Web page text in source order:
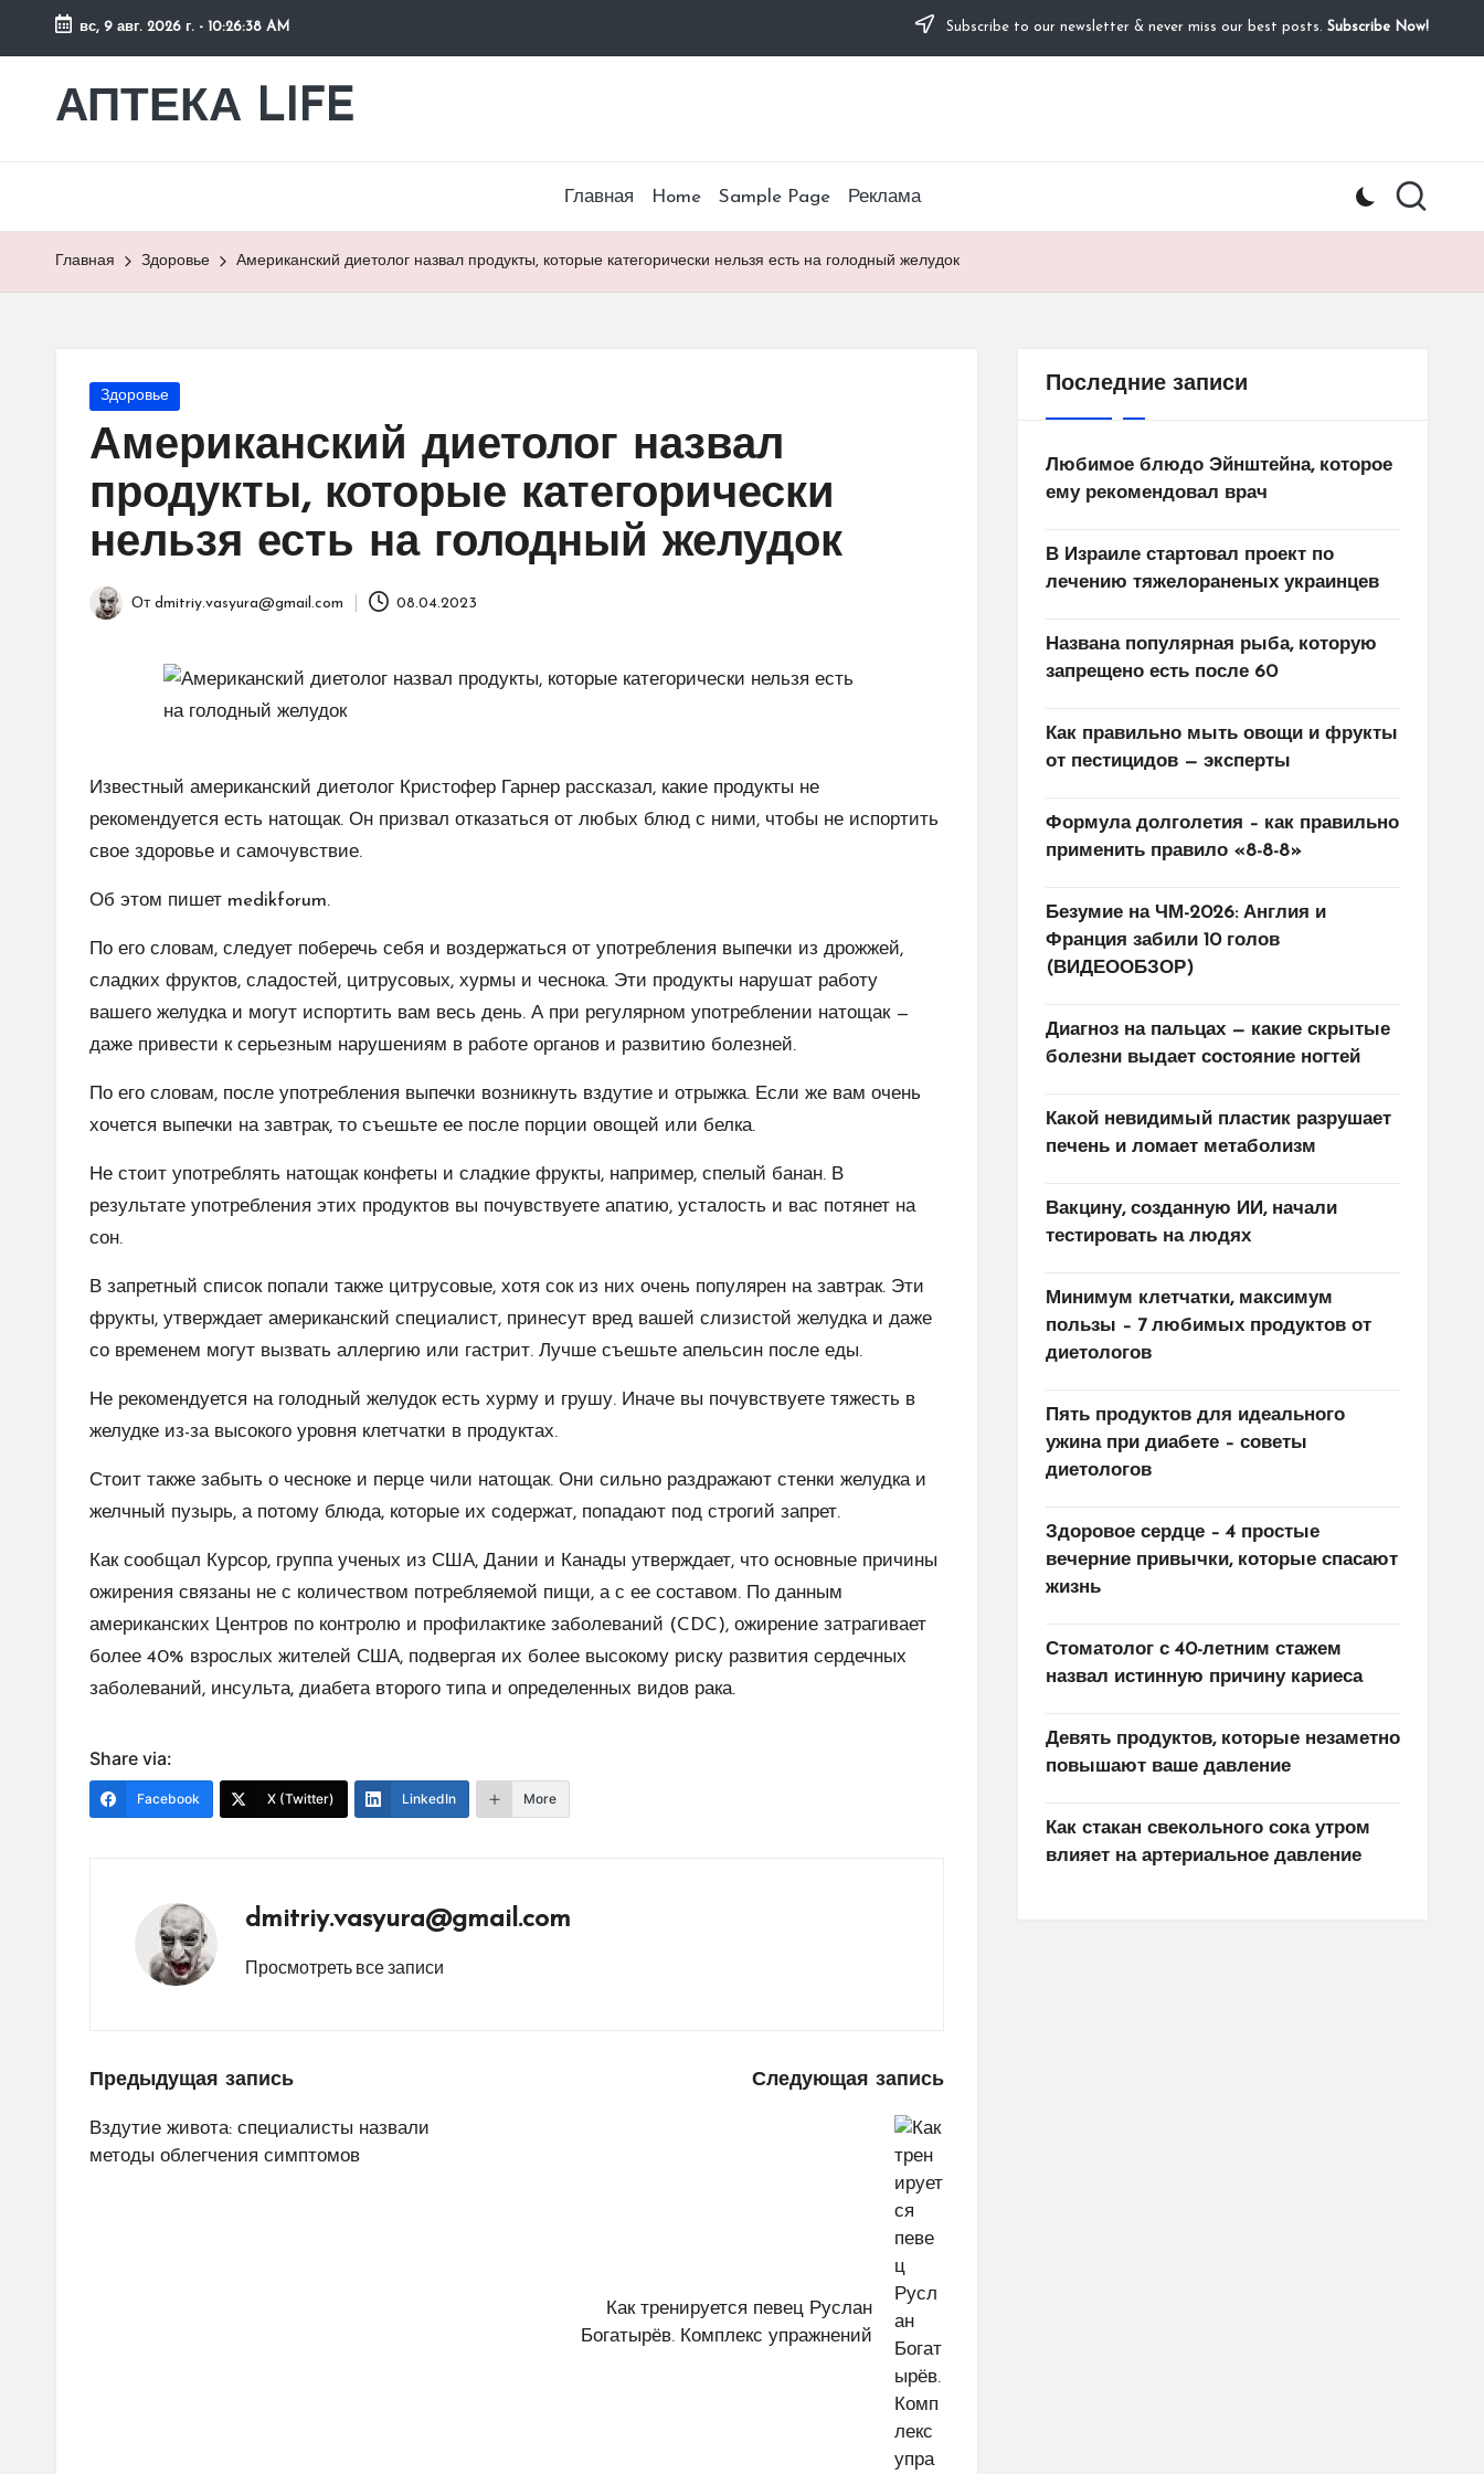
Перейти
содержимому
вс, 9 авг. 2026 г. - 10:26:39 AM Subscribe to our newsletter & never miss our best posts. Subscribe Now!
АПТЕКА LIFE
сайт
Главная Home Sample Page Реклама
Главная Здоровье Американский диетолог назвал продукты, которые категорически нельзя есть на голодный желудок
Опубликовано
Здоровье
Американский диетолог назвал
продукты, которые категорически
нельзя есть на голодный желудок
Запись
От dmitriy.vasyura@gmail.com 08.04.2023
Известный американский диетолог Кристофер Гарнер рассказал, какие продукты не
рекомендуется есть натощак. Он призвал отказаться от любых блюд с ними, чтобы не испортить
свое здоровье и самочувствие.
Об этом пишет medikforum.
По его словам, следует поберечь себя и воздержаться от употребления выпечки из дрожжей,
сладких фруктов, сладостей, цитрусовых, хурмы и чеснока. Эти продукты нарушат работу
вашего желудка и могут испортить вам весь день. А при регулярном употреблении натощак —
даже привести к серьезным нарушениям в работе органов и развитию болезней.
По его словам, после употребления выпечки возникнуть вздутие и отрыжка. Если же вам очень
хочется выпечки на завтрак, то съешьте ее после порции овощей или белка.
Не стоит употреблять натощак конфеты и сладкие фрукты, например, спелый банан. В
результате употребления этих продуктов вы почувствуете апатию, усталость и вас потянет на
сон.
В запретный список попали также цитрусовые, хотя сок из них очень популярен на завтрак. Эти
фрукты, утверждает американский специалист, принесут вред вашей слизистой желудка и даже
со временем могут вызвать аллергию или гастрит. Лучше съешьте апельсин после еды.
Не рекомендуется на голодный желудок есть хурму и грушу. Иначе вы почувствуете тяжесть в
желудке из-за высокого уровня клетчатки в продуктах.
Стоит также забыть о чесноке и перце чили натощак. Они сильно раздражают стенки желудка и
желчный пузырь, а потому блюда, которые их содержат, попадают под строгий запрет.
Как сообщал Курсор, группа ученых из США, Дании и Канады утверждает, что основные причины
ожирения связаны не с количеством потребляемой пищи, а с ее составом. По данным
американских Центров по контролю и профилактике заболеваний (CDC), ожирение затрагивает
более 40% взрослых жителей США, подвергая их более высокому риску развития сердечных
заболеваний, инсульта, диабета второго типа и определенных видов рака.
Share via:
Facebook X (Twitter) LinkedIn More
dmitriy.vasyura@gmail.com
Просмотреть все записи
Навигация
по
Предыдущая запись
Вздутие живота: специалисты назвали
методы облегчения симптомов
Следующая запись
Как тренируется певец Руслан
Богатырёв. Комплекс упражнений
Последние записи
Любимое блюдо Эйнштейна, которое
ему рекомендовал врач
В Израиле стартовал проект по
лечению тяжелораненых украинцев
Названа популярная рыба, которую
запрещено есть после 60
Как правильно мыть овощи и фрукты
от пестицидов — эксперты
Формула долголетия – как правильно
применить правило «8-8-8»
Безумие на ЧМ-2026: Англия и
Франция забили 10 голов
(ВИДЕООБЗОР)
Диагноз на пальцах — какие скрытые
болезни выдает состояние ногтей
Какой невидимый пластик разрушает
печень и ломает метаболизм
Вакцину, созданную ИИ, начали
тестировать на людях
Минимум клетчатки, максимум
пользы – 7 любимых продуктов от
диетологов
Пять продуктов для идеального
ужина при диабете – советы
диетологов
Здоровое сердце – 4 простые
вечерние привычки, которые спасают
жизнь
Стоматолог с 40-летним стажем
назвал истинную причину кариеса
Девять продуктов, которые незаметно
повышают ваше давление
Как стакан свекольного сока утром
влияет на артериальное давление